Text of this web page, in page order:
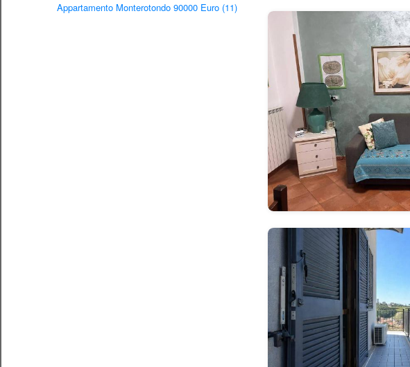
Appartamento Monterotondo 90000 Euro (11)